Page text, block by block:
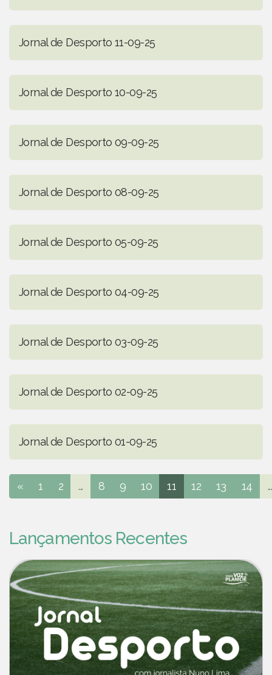
Jornal de Desporto 11-09-25
Jornal de Desporto 10-09-25
Jornal de Desporto 09-09-25
Jornal de Desporto 08-09-25
Jornal de Desporto 05-09-25
Jornal de Desporto 04-09-25
Jornal de Desporto 03-09-25
Jornal de Desporto 02-09-25
Jornal de Desporto 01-09-25
« 1 2 ... 8 9 10 11 12 13 14 ...
Lançamentos Recentes